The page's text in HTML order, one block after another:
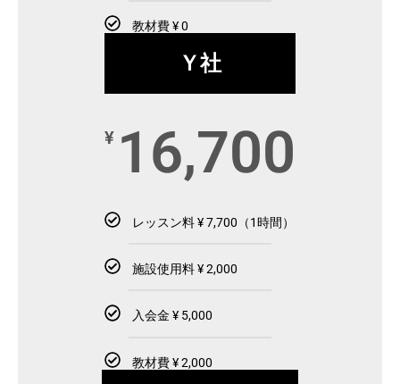
教材費 ¥ 0
Ｙ社
¥ 16,700
レッスン料 ¥ 7,700（1時間）
施設使用料 ¥ 2,000
入会金 ¥ 5,000
教材費 ¥ 2,000